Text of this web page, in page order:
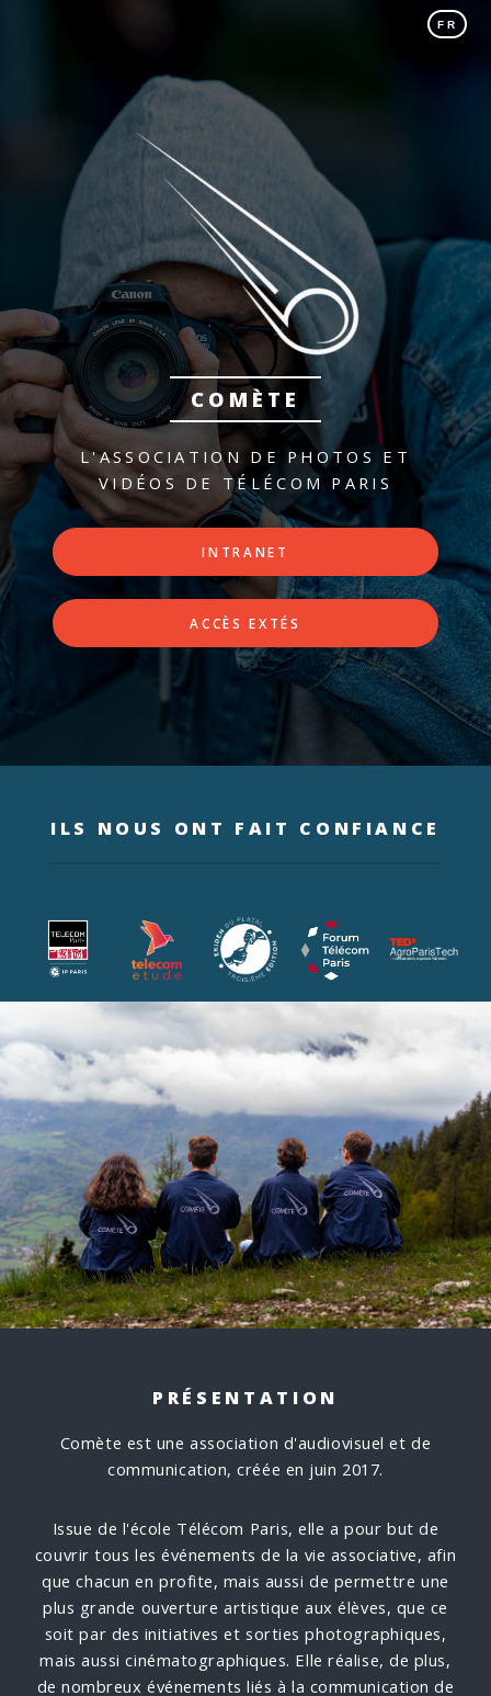
FR
COMÈTE
L'ASSOCIATION DE PHOTOS ET
VIDÉOS DE TÉLÉCOM PARIS
INTRANET
ACCÈS EXTÉS
ILS NOUS ONT FAIT CONFIANCE
PRÉSENTATION
Comète est une association d'audiovisuel et de
communication, créée en juin 2017.
Issue de l'école Télécom Paris, elle a pour but de
couvrir tous les événements de la vie associative, afin
que chacun en profite, mais aussi de permettre une
plus grande ouverture artistique aux élèves, que ce
soit par des initiatives et sorties photographiques,
mais aussi cinématographiques. Elle réalise, de plus,
de nombreux événements liés à la communication de